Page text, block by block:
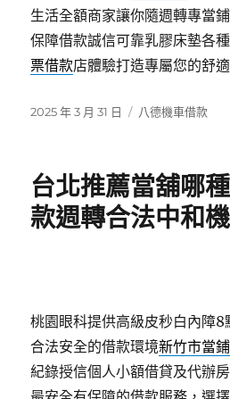
生活全額商家讓你隨週轉專當鋪
保障借款誠信可靠乳膠床墊各
票借款店體驗打造專屬您的舒
發
2025 年 3 月 31 日
分
八德機車借款
台北推薦當舖哪
款週轉合法中和
桃園眼科提供高級皮秒白內障
合法安全的借款環境新竹市當鋪
紀錄授信個人小額借貸及代辦